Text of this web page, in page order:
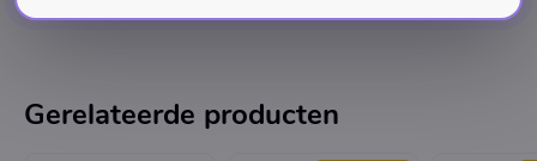
Gerelateerde producten